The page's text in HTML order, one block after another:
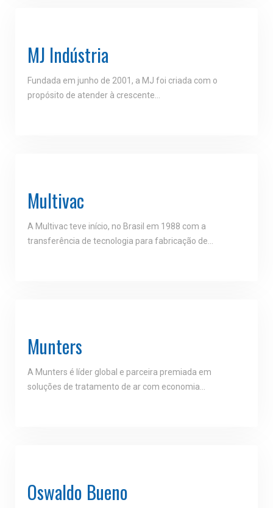
MJ Indústria
Fundada em junho de 2001, a MJ foi criada com o
propósito de atender à crescente…
Multivac
A Multivac teve início, no Brasil em 1988 com a
transferência de tecnologia para fabricação de…
Munters
A Munters é líder global e parceira premiada em
soluções de tratamento de ar com economia…
Oswaldo Bueno